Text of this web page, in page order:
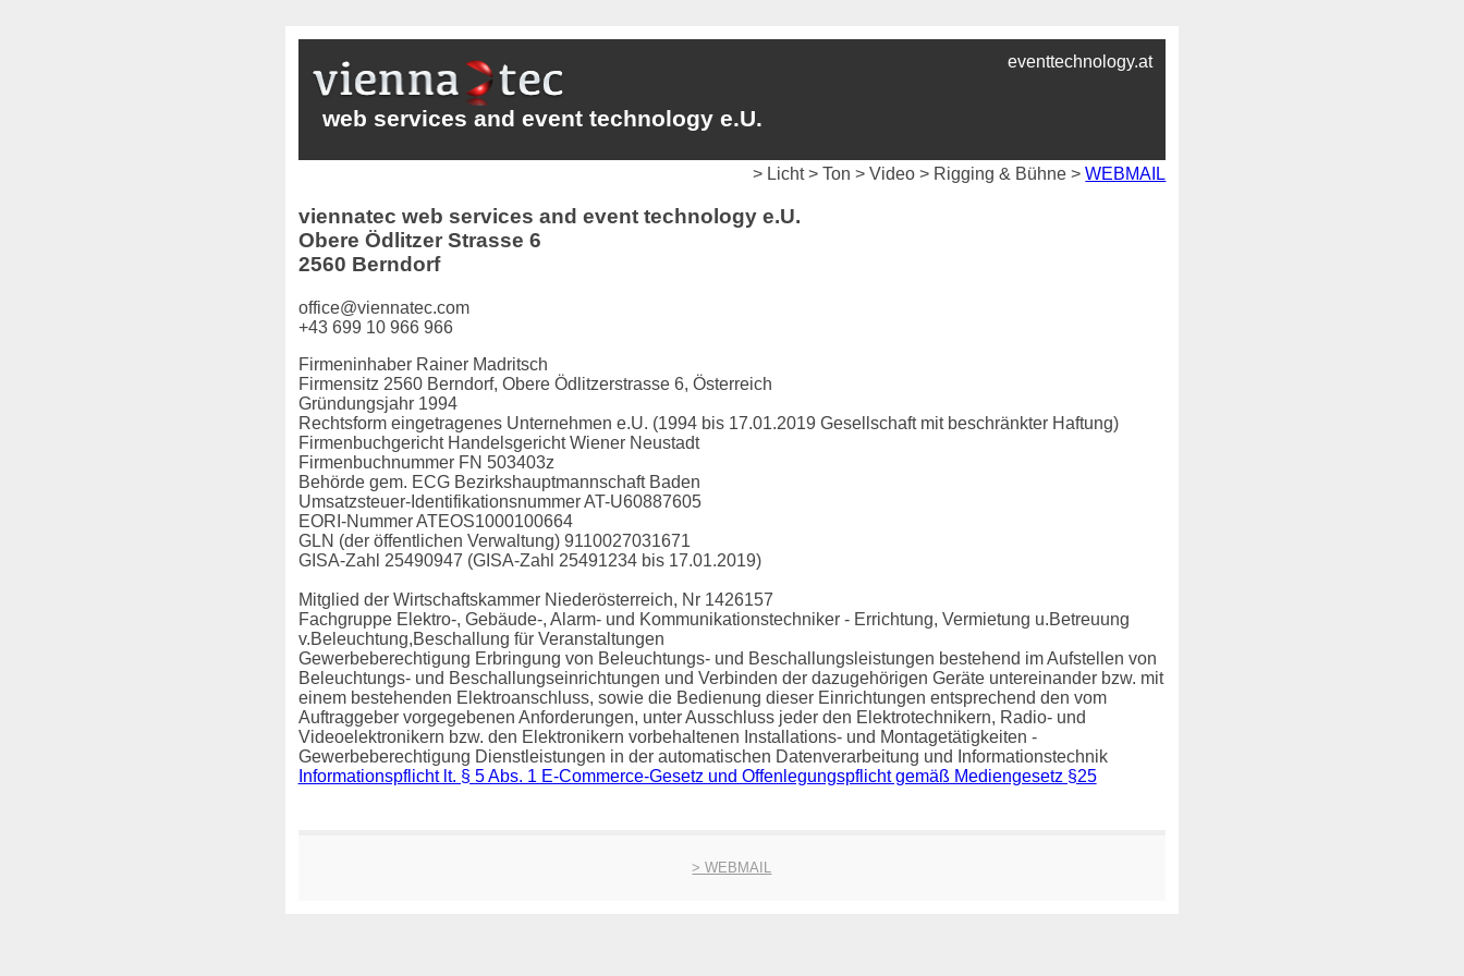
eventtechnology.at
web services and event technology e.U.
> Licht > Ton > Video > Rigging & Bühne >WEBMAIL
viennatec web services and event technology e.U.
Obere Ödlitzer Strasse 6
2560 Berndorf
office@viennatec.com
+43 699 10 966 966
FirmeninhaberRainer Madritsch
Firmensitz 2560 Berndorf, Obere Ödlitzerstrasse 6, Österreich
Gründungsjahr1994
Rechtsformeingetragenes Unternehmen e.U. (1994 bis 17.01.2019 Gesellschaft mit beschränkter Haftung)
FirmenbuchgerichtHandelsgericht Wiener Neustadt
FirmenbuchnummerFN 503403z
Behörde gem. ECGBezirkshauptmannschaft Baden
Umsatzsteuer-IdentifikationsnummerAT-U60887605
EORI-NummerATEOS1000100664
GLN (der öffentlichen Verwaltung)9110027031671
GISA-Zahl 25490947 (GISA-Zahl 25491234 bis 17.01.2019)
Mitglied der WirtschaftskammerNiederösterreich, Nr 1426157
Fachgruppe Elektro-, Gebäude-, Alarm- und Kommunikationstechniker- Errichtung, Vermietung u.Betreuung
v.Beleuchtung,Beschallung für Veranstaltungen
Gewerbeberechtigung Erbringung von Beleuchtungs- und Beschallungsleistungen bestehend im Aufstellen von
Beleuchtungs- und Beschallungseinrichtungen und Verbinden der dazugehörigen Geräte untereinander bzw. mit
einem bestehenden Elektroanschluss, sowie die Bedienung dieser Einrichtungen entsprechend den vom
Auftraggeber vorgegebenen Anforderungen, unter Ausschluss jeder den Elektrotechnikern, Radio- und
Videoelektronikern bzw. den Elektronikern vorbehaltenen Installations- und Montagetätigkeiten -
Gewerbeberechtigung Dienstleistungen in der automatischen Datenverarbeitung und Informationstechnik
Informationspflicht lt. § 5 Abs. 1 E-Commerce-Gesetz und Offenlegungspflicht gemäß Mediengesetz §25
> WEBMAIL